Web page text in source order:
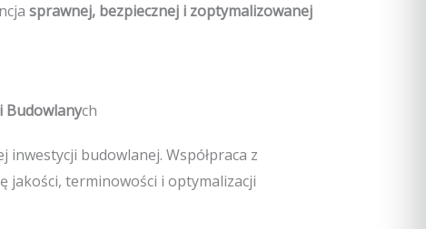
sprawnej, bezpiecznej i zoptymalizowanej
Budowlanych
budowlanej. Współpraca z
jakości, terminowości i optymalizacji